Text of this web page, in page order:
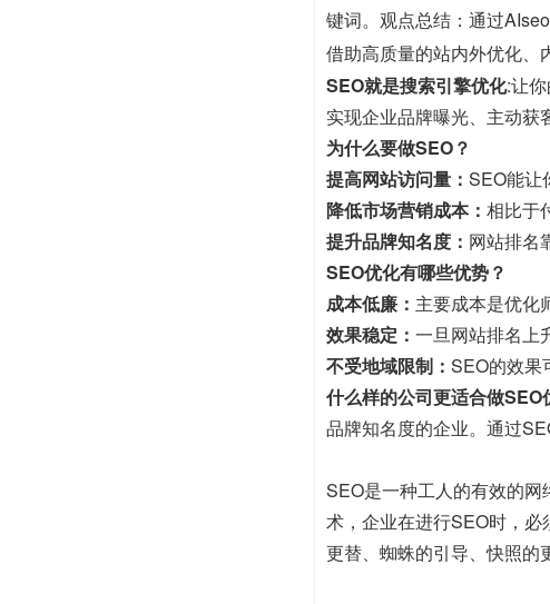
键词。观点总结：通过
借助高质量的站内外优化、
SEO就是搜索引擎优化:让
实现企业品牌曝光、主动获
为什么要做SEO？
提高网站访问量： SEO能让
降低市场营销成本： 相比于
提升品牌知名度： 网站排名
SEO优化有哪些优势？
成本低廉： 主要成本是优化
效果稳定： 一旦网站排名上
不受地域限制： SEO的效果
什么样的公司更适合做SEO
品牌知名度的企业。通过
SEO是一种工人的有效的
术，企业在进行SEO时，
更替、蜘蛛的引导、快照的